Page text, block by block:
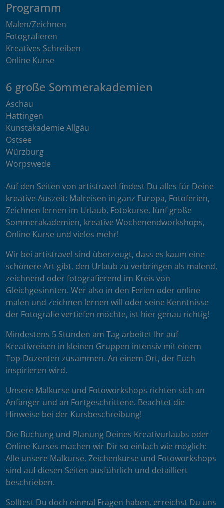
Programm
Malen/Zeichnen
Fotografieren
Kreatives Schreiben
Online Kurse
6 große Sommerakademien
Aschau
Hattingen
Kunstakademie Allgäu
Ostsee
Würzburg
Worpswede
Auf den Seiten von artistravel findest Du alles für Deine
kreative Auszeit: Malreisen in ganz Europa, Fotoferien,
Zeichnen lernen im Urlaub, Fotokurse, fünf große
Sommerakademien, kreative Wochenendworkshops,
Online Kurse und vieles mehr!
Wir bei artistravel sind überzeugt, dass es kaum eine
schönere Art gibt, den Urlaub zu verbringen als malend,
zeichnend oder fotografierend im Kreis von
Gleichgesinnten. Wer also in den Ferien oder online
malen und zeichnen lernen will oder seine Kenntnisse
der Fotografie vertiefen möchte, ist hier genau richtig!
Mindestens 5 Stunden am Tag arbeitet Ihr auf
Kreativreisen in kleinen Gruppen intensiv mit einem
Top-Dozenten zusammen. An einem Ort, der Euch
inspirieren wird.
Unsere Malkurse und Fotoworkshops richten sich an
Anfänger und an Fortgeschrittene. Beachtet die
Hinweise bei der Kursbeschreibung!
Die Buchung und Planung Deines Kreativurlaubs oder
Online Kurses machen wir Dir so einfach wie möglich:
Alle unsere Malkurse, Zeichenkurse und Fotoworkshops
sind auf diesen Seiten ausführlich und detailliert
beschrieben.
Solltest Du doch einmal Fragen haben, erreichst Du uns